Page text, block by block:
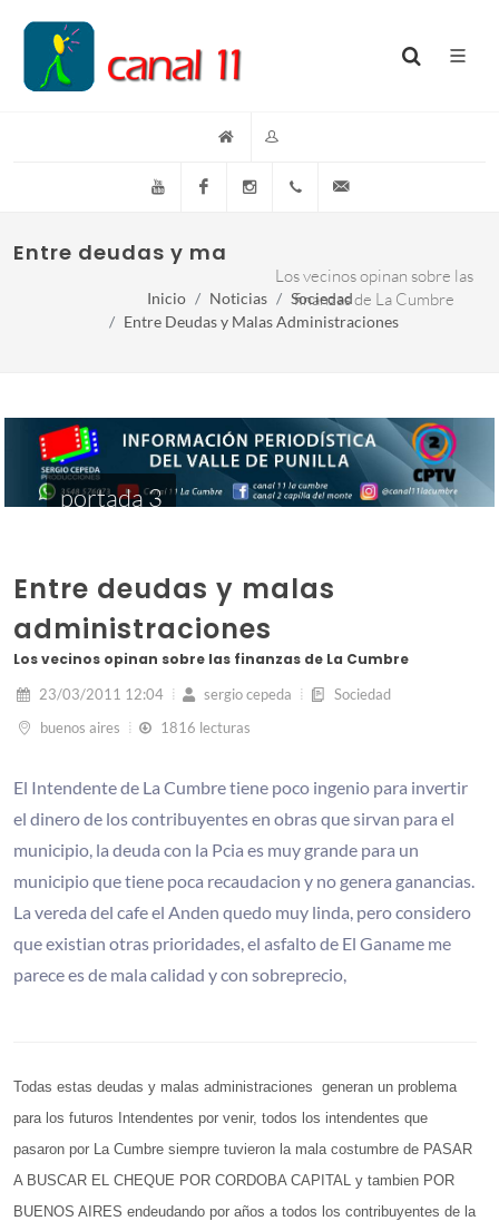
YouTube FacebookInstagram(+54)(9)3548-576073
Entre deudas y malas administraciones
Los vecinos opinan sobre las
finanzas de La Cumbre
Inicio Noticias
Sociedad
Entre Deudas y Malas Administraciones
portada 3
Entre deudas y malas
administraciones
Los vecinos opinan sobre las finanzas de La Cumbre
23/03/2011 12:04 sergio cepeda
Sociedad
buenos aires
1816 lecturas
El Intendente de La Cumbre tiene poco ingenio para invertir
el dinero de los contribuyentes en obras que sirvan para el
municipio, la deuda con la Pcia es muy grande para un
municipio que tiene poca recaudacion y no genera ganancias.
La vereda del cafe el Anden quedo muy linda, pero considero
que existian otras prioridades, el asfalto de El Ganame me
parece es de mala calidad y con sobreprecio,
Todas estas deudas y malas administraciones generan un problema
para los futuros Intendentes por venir, todos los intendentes que
pasaron por La Cumbre siempre tuvieron la mala costumbre de PASAR
A BUSCAR EL CHEQUE POR CORDOBA CAPITAL y tambien POR
BUENOS AIRES endeudando por años a todos los contribuyentes de la